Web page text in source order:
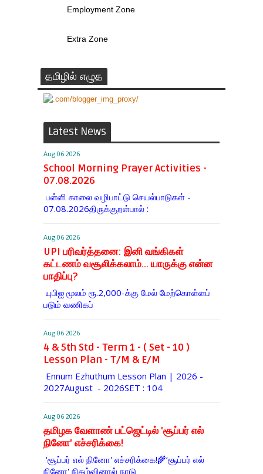
Employment Zone
Extra Zone
தமிழில் எழுத
Latest News
Aug 06 2026
School Morning Prayer Activities -
07.08.2026
பள்ளி காலை வழிபாட்டு செயல்பாடுகள் -
07.08.2026திருக்குறள்பால் :
Aug 06 2026
UPI பரிவர்த்தனை: இனி வங்கிகள்
கட்டணம் வசூலிக்கலாம்... யாருக்கு என்ன
பாதிப்பு?
யுபிஐ மூலம் ரூ.2,000-க்கு மேல் மேற்​கொள்​ளப்​
படும் வணி​கப்
Aug 06 2026
4 & 5th Std - Term 1 - ( Set - 10 )
Lesson Plan - T/M & E/M
Ennum Ezhuthum Lesson Plan | 2026 -
2027August - 2026SET : 104
Aug 06 2026
தமிழக வேளாண் பட்ஜெட்டில் 'சூப்பர் எல்
நினோ' எச்சரிக்கை!
'சூப்பர் எல் நினோ' எச்சரிக்கை!🌾‘சூப்பர் எல்
நினோ' நிகழ்வினால் நாடு